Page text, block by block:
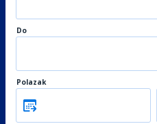
Do
Polazak